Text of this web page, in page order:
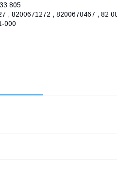
805
, 8200671272 , 8200670467 , 82
000